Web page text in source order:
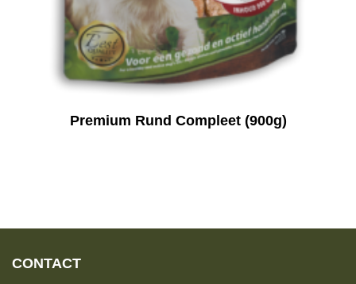
Premium Rund Compleet (900g)
CONTACT